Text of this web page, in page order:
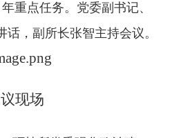
年重点任务。党委副书记、
，副所长张智主持会议。
现场